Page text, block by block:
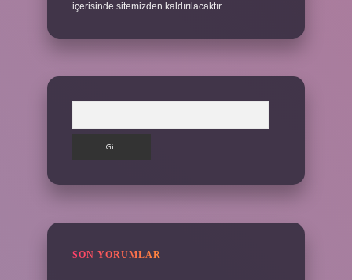
içerisinde sitemizden kaldırılacaktır.
SON YORUMLAR